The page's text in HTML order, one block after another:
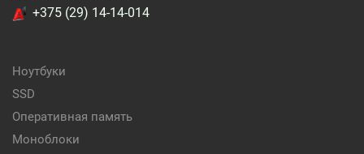
+375 (29) 14-14-014
Ноутбуки
SSD
Оперативная память
Моноблоки